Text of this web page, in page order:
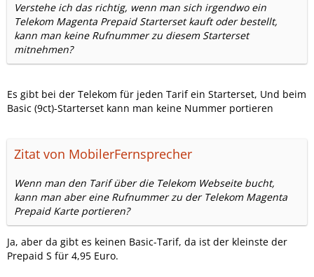
Verstehe ich das richtig, wenn man sich irgendwo ein
Telekom Magenta Prepaid Starterset kauft oder bestellt,
kann man keine Rufnummer zu diesem Starterset
mitnehmen?
Es gibt bei der Telekom für jeden Tarif ein Starterset, Und beim
Basic (9ct)-Starterset kann man keine Nummer portieren
Zitat von MobilerFernsprecher
Wenn man den Tarif über die Telekom Webseite bucht,
kann man aber eine Rufnummer zu der Telekom Magenta
Prepaid Karte portieren?
Ja, aber da gibt es keinen Basic-Tarif, da ist der kleinste der
Prepaid S für 4,95 Euro.